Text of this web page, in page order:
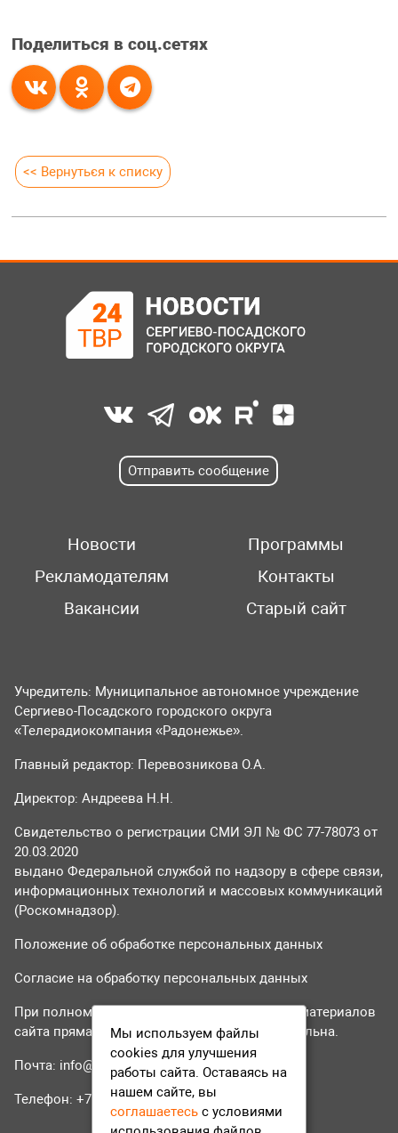
Поделиться в соц.сетях
<< Вернуться к списку
Отправить сообщение
Новости
Программы
Рекламодателям
Контакты
Вакансии
Старый сайт
Учредитель: Муниципальное автономное учреждение
Сергиево-Посадского городского округа
«Телерадиокомпания «Радонежье».
Главный редактор: Перевозникова О.А.
Директор: Андреева Н.Н.
Свидетельство о регистрации СМИ ЭЛ № ФС 77-78073 от
20.03.2020
выдано Федеральной службой по надзору в сфере связи,
информационных технологий и массовых коммуникаций
(Роскомнадзор).
Положение об обработке персональных данных
Согласие на обработку персональных данных
При полном или частичном использовании материалов
сайта прямая гиперссылка на tvr24.tv обязательна.
Почта: info@tvr24.tv
Телефон: +7 (496) 551-04-95
Мы используем файлы
cookies для улучшения
работы сайта. Оставаясь на
нашем сайте, вы
соглашаетесь с условиями